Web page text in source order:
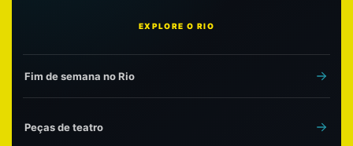
EXPLORE O RIO
Fim de semana no Rio
Peças de teatro